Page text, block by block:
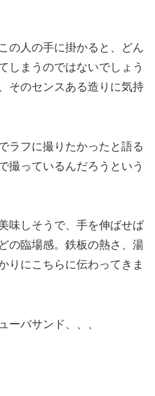
の人の手に掛かると、どん
しまうのではないでしょう
そのセンスある造りに気持
ラフに撮りたかったと語る
撮っているんだろうという
味しそうで、手を伸ばせば
の臨場感。鉄板の熱さ、湯
りにこちらに伝わってきま
ーバサンド、、、